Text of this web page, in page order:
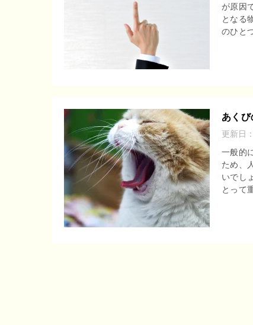
が原因
となる
のひと
あく
更新日：
一般的
ため、
いでし
とって